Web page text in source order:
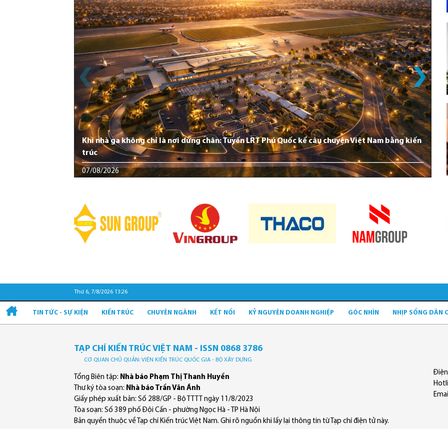
Khi nhà ga không chỉ là nơi dừng chân: Tuyến LRT Phú Quốc kể câu chuyện Việt Nam bằng kiến
trúc
07/08/2026
Thứ 6, 7/8/2026 13:26
TIN TỨC - SỰ KIỆN KIẾN TRÚC CHUYÊN NGÀNH KẾT NỐI KỶ NGUYÊN DOANH NGHIỆP GÓC NHÌN NHỊP SỐNG DÂN
TẠP CHÍ KIẾN TRÚC VIỆT NAM - ISSN 0868 3786
CƠ QUAN CHỦ QUẢN: VIỆN KIẾN TRÚC QUỐC GIA - BỘ XÂY DỰNG
Tổng Biên tập: Nhà báo Phạm Thị Thanh Huyền
Thư ký tòa soạn: Nhà báo Trần Văn Ánh
Giấy phép xuất bản: Số 288/GP - Bộ TTTT ngày 11/8/2023
Tòa soạn: Số 389 phố Đội Cấn - phường Ngọc Hà - TP Hà Nội
Bản quyền thuộc về Tạp chí Kiến trúc Việt Nam. Ghi rõ nguồn khi lấy lại thông tin từ Tạp chí điện tử này.